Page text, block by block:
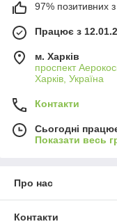
97% позитивних з
Працює з
м. Харків
проспект
Харків, Україна
Контакти
Сьогодні
Показати весь
Про нас
Контакти